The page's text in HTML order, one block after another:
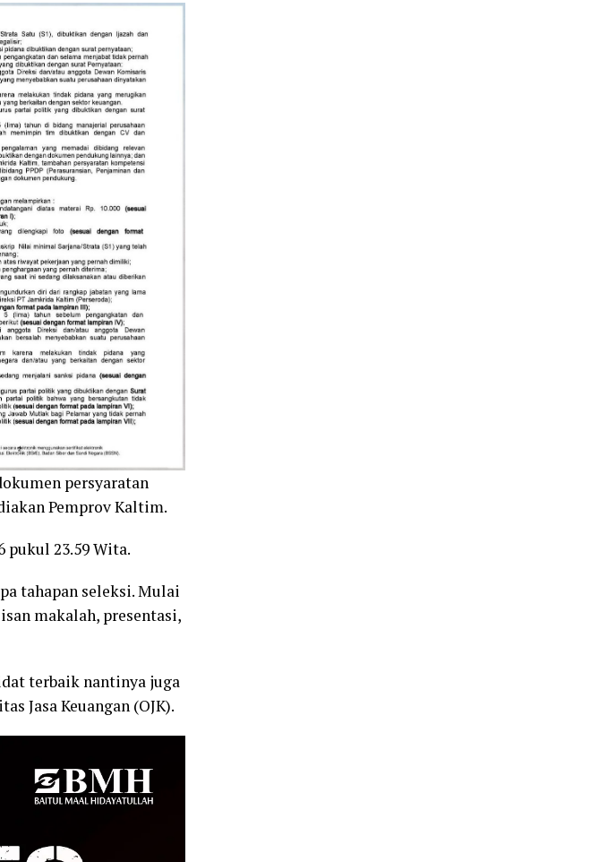
persyaratan
Pemprov Kaltim.
pukul 23.59 Wita.
tahapan seleksi. Mulai
makalah, presentasi,
terbaik nantinya juga
Jasa Keuangan (OJK).